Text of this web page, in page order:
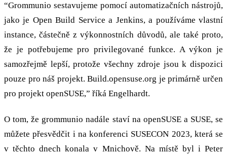
“Grommunio sestavujeme pomocí automatizačních nástrojů,
jako je Open Build Service a Jenkins, a používáme vlastní
instance, částečně z výkonnostních důvodů, ale také proto,
že je potřebujeme pro privilegované funkce. A výkon je
samozřejmě lepší, protože všechny zdroje jsou k dispozici
pouze pro náš projekt. Build.opensuse.org je primárně určen
pro projekt openSUSE,” říká Engelhardt.
O tom, že grommunio nadále staví na openSUSE a SUSE, se
můžete přesvědčit i na konferenci SUSECON 2023, která se
v těchto dnech konala v Mnichově. Na místě byl i Peter